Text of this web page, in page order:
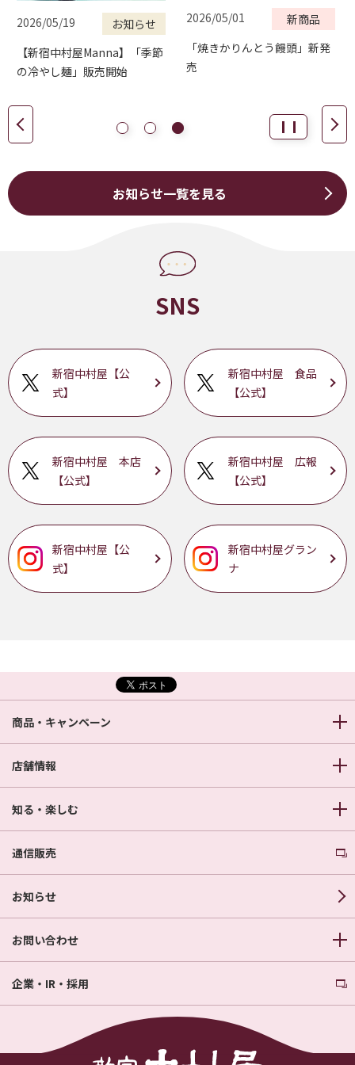
2026/05/19
お知らせ
【新宿中村屋Manna】「季節
の冷やし麺」販売開始
2026/05/01
新商品
「焼きかりんとう饅頭」新発
売
お知らせ一覧を見る
SNS
新宿中村屋【公
式】
新宿中村屋 食品
【公式】
新宿中村屋 本店
【公式】
新宿中村屋 広報
【公式】
新宿中村屋【公
式】
新宿中村屋グラン
ナ
商品・キャンペーン
店舗情報
知る・楽しむ
通信販売
お知らせ
お問い合わせ
企業・IR・採用